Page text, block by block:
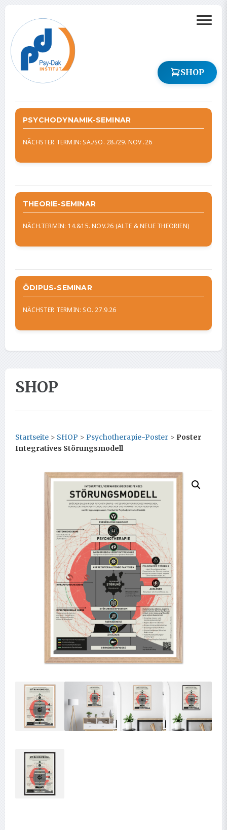
SHOP
PSYCHODYNAMIK-SEMINAR
NÄCHSTER TERMIN: SA./SO. 28./29. NOV .26
THEORIE-SEMINAR
NÄCH.TERMIN: 14.&15. NOV.26 (ALTE & NEUE THEORIEN)
ÖDIPUS-SEMINAR
NÄCHSTER TERMIN: SO. 27.9.26
SHOP
Startseite > SHOP > Psychotherapie-Poster > Poster
Integratives Störungsmodell